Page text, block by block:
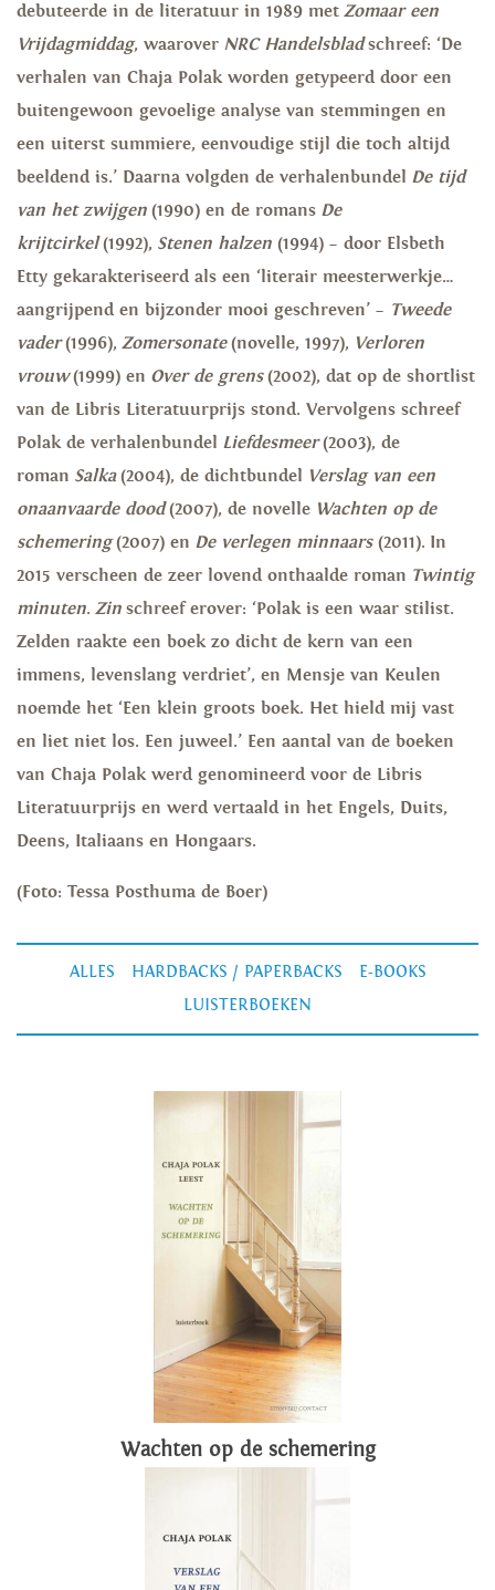
debuteerde in de literatuur in 1989 met Zomaar een
Vrijdagmiddag, waarover NRC Handelsbladschreef: ‘De
verhalen van Chaja Polak worden getypeerd door een
buitengewoon gevoelige analyse van stemmingen en
een uiterst summiere, eenvoudige stijl die toch altijd
beeldend is.’ Daarna volgden de verhalenbundel De tijd
van het zwijgen (1990) en de romans De
krijtcirkel(1992), Stenen halzen (1994) – door Elsbeth
Etty gekarakteriseerd als een ‘literair meesterwerkje…
aangrijpend en bijzonder mooi geschreven’ – Tweede
vader(1996), Zomersonate(novelle, 1997), Verloren
vrouw(1999) en Over de grens(2002), dat op de shortlist
van de Libris Literatuurprijs stond. Vervolgens schreef
Polak de verhalenbundel Liefdesmeer(2003), de
roman Salka(2004), de dichtbundel Verslag van een
onaanvaarde dood(2007), de novelle Wachten op de
schemering(2007) en De verlegen minnaars(2011). In
2015 verscheen de zeer lovend onthaalde roman Twintig
minuten. Zin schreef erover: ‘Polak is een waar stilist.
Zelden raakte een boek zo dicht de kern van een
immens, levenslang verdriet’, en Mensje van Keulen
noemde het ‘Een klein groots boek. Het hield mij vast
en liet niet los. Een juweel.’ Een aantal van de boeken
van Chaja Polak werd genomineerd voor de Libris
Literatuurprijs en werd vertaald in het Engels, Duits,
Deens, Italiaans en Hongaars.
(Foto: Tessa Posthuma de Boer)
ALLES HARDBACKS / PAPERBACKS
E-BOOKS
LUISTERBOEKEN
Wachten op de schemering